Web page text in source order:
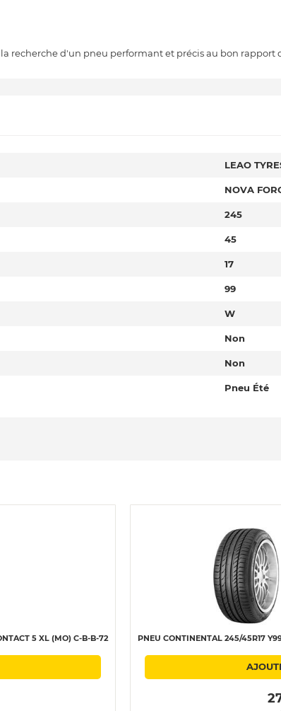
la recherche d'un pneu performant et précis au bon rapport
LEAO
NOVA
245
45
17
99
W
Non
Non
Pneu Été
5 XL (MO) C-B-B-72 PNEU CONTINENTAL 245/45R17